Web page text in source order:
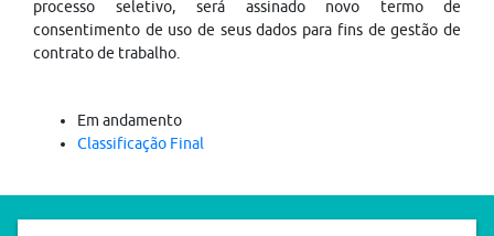
processo seletivo, será assinado novo termo de
consentimento de uso de seus dados para fins de gestão de
contrato de trabalho.
Em andamento
Classificação Final